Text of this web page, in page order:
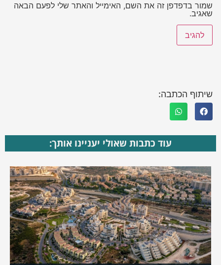
שמור בדפדפן זה את השם, האימייל והאתר שלי לפעם הבאה
שאגיב.
שיתוף הכתבה:
עוד כתבות שאולי יעניינו אותך: